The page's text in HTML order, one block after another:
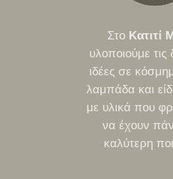
Στο Κατιτί
υλοποιούμε τις
ιδέες σε
λαμπάδα και
με υλικά που
να έχουν
καλύτερη